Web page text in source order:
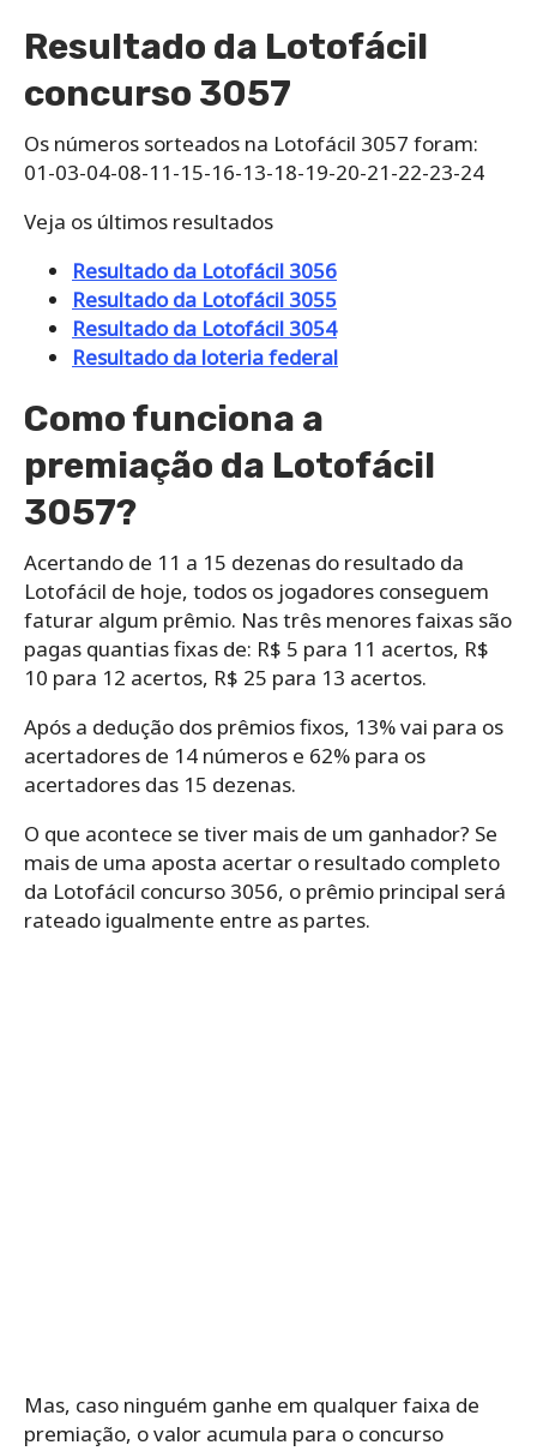
Resultado da Lotofácil
concurso 3057
Os números sorteados na Lotofácil 3057 foram:
01-03-04-08-11-15-16-13-18-19-20-21-22-23-24
Veja os últimos resultados
Resultado da Lotofácil 3056
Resultado da Lotofácil 3055
Resultado da Lotofácil 3054
Resultado da loteria federal
Como funciona a
premiação da Lotofácil
3057?
Acertando de 11 a 15 dezenas do resultado da
Lotofácil de hoje, todos os jogadores conseguem
faturar algum prêmio. Nas três menores faixas são
pagas quantias fixas de: R$ 5 para 11 acertos, R$
10 para 12 acertos, R$ 25 para 13 acertos.
Após a dedução dos prêmios fixos, 13% vai para os
acertadores de 14 números e 62% para os
acertadores das 15 dezenas.
O que acontece se tiver mais de um ganhador? Se
mais de uma aposta acertar o resultado completo
da Lotofácil concurso 3056, o prêmio principal será
rateado igualmente entre as partes.
Mas, caso ninguém ganhe em qualquer faixa de
premiação, o valor acumula para o concurso